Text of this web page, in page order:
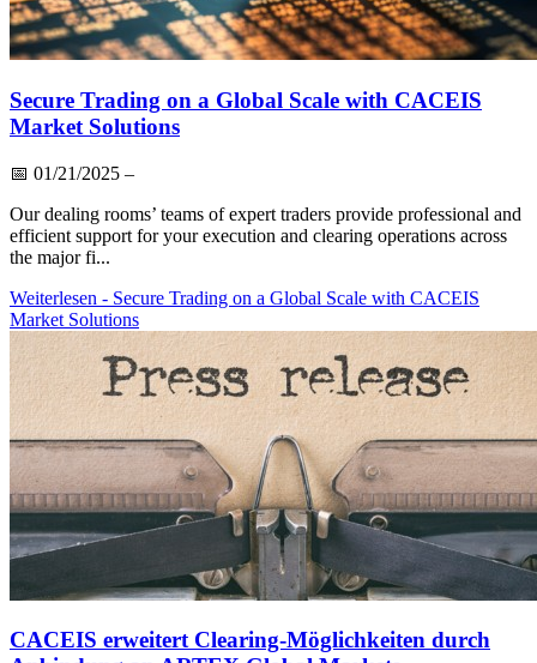
Secure Trading on a Global Scale with CACEIS
Market Solutions
📅 01/21/2025 –
Our dealing rooms’ teams of expert traders provide professional and
efficient support for your execution and clearing operations across
the major fi...
Weiterlesen - Secure Trading on a Global Scale with CACEIS
Market Solutions
CACEIS erweitert Clearing-Möglichkeiten durch